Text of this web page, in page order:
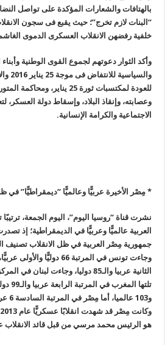
بالهتافات والشعارات المؤكدة على تواصل
خلفية رفضهن الانقلاب العسكرى الدموى
وأكد الثوار دعوتهم لجموع القوى الوطنية
للعودة لمكتسبات ثورة 25
وعصابته، وإنقاذ البلاد، وإسقاط دولة
الاجتماعية والكرامة الإنسانية.
* مِصْر الأخيرة عربيًّا وعالميًّا “ديمقراطيًّا” في
نشرت قناة “روسيا اليوم”، اليوم الجمعة،
العربية عالميًّا وعربيًّا في الديمقراطية؛ إذ
جمهورية مِصْر العربية في ظل الانقلاب تصنيف
وجاءت تونس في المرتبة 66
و103 عالميا، أما مِصْر في المرتبة السادسة 6 عربيًّا و108 عالميًّا
هو الرئيس محمد مرسي من قبل قائد الانقلاب